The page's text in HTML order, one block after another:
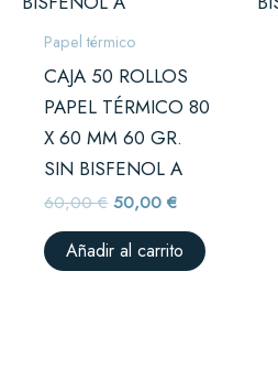
Papel térmico
CAJA 50 ROLLOS
PAPEL TÉRMICO 80
X 60 MM 60 GR.
SIN BISFENOL A
60,00€ 50,00€
Añadir al carrito